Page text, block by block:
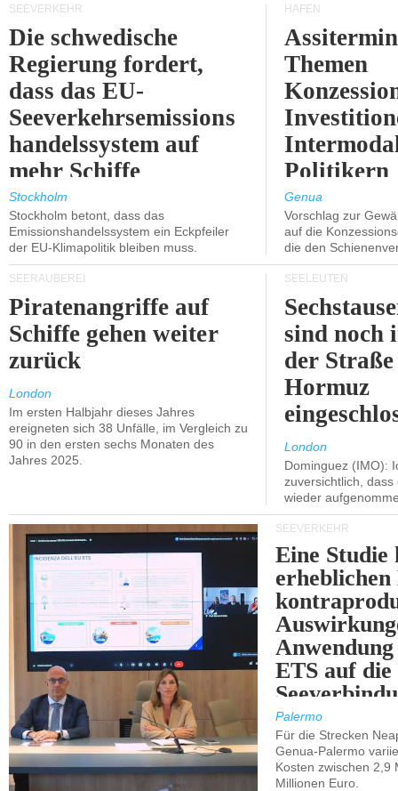
SEEVERKEHR
Die schwedische
Regierung fordert,
dass das EU-
Seeverkehrsemissions
handelssystem auf
mehr Schiffe
ausgeweitet wird.
Stockholm
Stockholm betont, dass das
Emissionshandelssystem ein Eckpfeiler
der EU-Klimapolitik bleiben muss.
HÄFEN
Themen
Politikern
Genua
Vorschlag zur
auf die
die den
SEERÄUBEREI
Piratenangriffe auf
Schiffe gehen weiter
zurück
London
Im ersten Halbjahr dieses Jahres
ereigneten sich 38 Unfälle, im Vergleich zu
90 in den ersten sechs Monaten des
Jahres 2025.
SEELEUTEN
sind noch
der
Hormuz
London
Dominguez (IMO):
zuversichtlich,
wieder
SEEVERKEHR
Eine Studie
ETS auf die
Palermo
Für die Strecken
Genua-Palermo
Kosten zwischen 2,9
Millionen Euro.